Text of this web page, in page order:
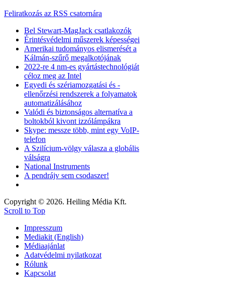
Feliratkozás az RSS csatornára
Bel Stewart-MagJack csatlakozók
Érintésvédelmi műszerek képességei
Amerikai tudományos elismerését a
Kálmán-szűrő megalkotójának
2022-re 4 nm-es gyártástechnológiát
céloz meg az Intel
Egyedi és szériamozgatási és -
ellenőrzési rendszerek a folyamatok
automatizálásához
Valódi és biztonságos alternatíva a
boltokból kivont izzólámpákra
Skype: messze több, mint egy VoIP-
telefon
A Szilícium-völgy válasza a globális
válságra
National Instruments
A pendrájv sem csodaszer!
Copyright © 2026. Heiling Média Kft.
Scroll to Top
Impresszum
Mediakit (English)
Médiaajánlat
Adatvédelmi nyilatkozat
Rólunk
Kapcsolat